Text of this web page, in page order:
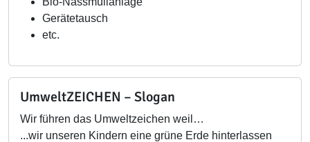
Gerätetausch
etc.
UmweltZEICHEN – Slogan
Wir führen das Umweltzeichen weil…
...wir unseren Kindern eine grüne Erde hinterlassen